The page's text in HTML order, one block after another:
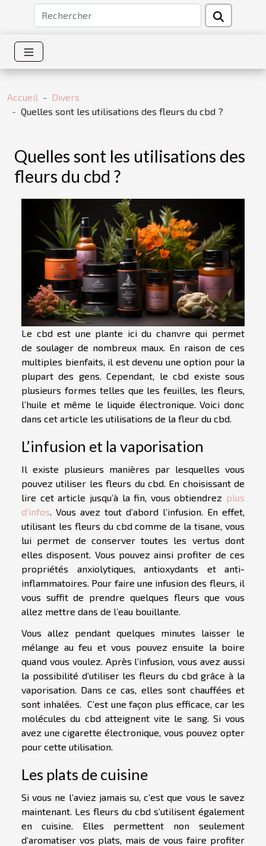
Accueil
Divers
Quelles sont les utilisations des fleurs du cbd ?
Quelles sont les utilisations des
fleurs du cbd ?
Le cbd est une plante ici du chanvre qui permet
de soulager de nombreux maux. En raison de ces
multiples bienfaits, il est devenu une option pour la
plupart des gens. Cependant, le cbd existe sous
plusieurs formes telles que les feuilles, les fleurs,
l’huile et même le liquide électronique. Voici donc
dans cet article les utilisations de la fleur du cbd.
L’infusion et la vaporisation
Il existe plusieurs manières par lesquelles vous
pouvez utiliser les fleurs du cbd. En choisissant de
lire cet article jusqu’à la fin, vous obtiendrez plus
d'infos. Vous avez tout d’abord l’infusion. En effet,
utilisant les fleurs du cbd comme de la tisane, vous
lui permet de conserver toutes les vertus dont
elles disposent. Vous pouvez ainsi profiter de ces
propriétés anxiolytiques, antioxydants et anti-
inflammatoires. Pour faire une infusion des fleurs, il
vous suffit de prendre quelques fleurs que vous
allez mettre dans de l’eau bouillante.
Vous allez pendant quelques minutes laisser le
mélange au feu et vous pouvez ensuite la boire
quand vous voulez. Après l’infusion, vous avez aussi
la possibilité d’utiliser les fleurs du cbd grâce à la
vaporisation. Dans ce cas, elles sont chauffées et
sont inhalées. C’est une façon plus efficace, car les
molécules du cbd atteignent vite le sang. Si vous
avez une cigarette électronique, vous pouvez opter
pour cette utilisation.
Les plats de cuisine
Si vous ne l’aviez jamais su, c’est que vous le savez
maintenant. Les fleurs du cbd s’utilisent également
en cuisine. Elles permettent non seulement
d’aromatiser vos plats, mais de vous faire profiter